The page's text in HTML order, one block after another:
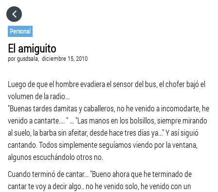
Personal
El amiguito
porgusdsala, diciembre 15, 2010
Luego de que el hombre evadiera el sensor del bus, el chofer bajó el
volumen de la radio...
"Buenas tardes damitas y caballeros, no he venido a incomodarte, he
venido a cantarte.... " ... "Las manos en los bolsillos, siempre mirando
al suelo, la barba sin afeitar, desde hace tres días ya..." Y así siguió
cantando. Todos simplemente seguíamos viendo por la ventana,
algunos escuchándolo otros no.
Cuando terminó de cantar... "Bueno ahora que he terminado de
cantar te voy a decir algo.. no he venido solo, he venido con un
VISITA EL SITIO WEB